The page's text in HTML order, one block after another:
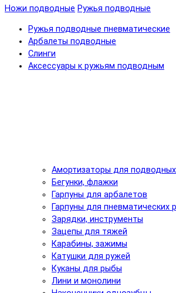
Ножи подводные Ружья подводные
Ружья подводные пневматические
Арбалеты подводные
Слинги
Аксессуары к ружьям подводным
Амортизаторы для
Бегунки, флажки
Гарпуны для арбалетов
Гарпуны для пневматических
Зарядки, инструменты
Зацепы для тяжей
Карабины, зажимы
Катушки для ружей
Куканы для рыбы
Лини и монолини